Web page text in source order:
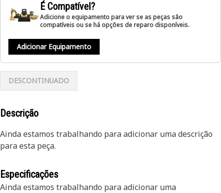
É Compatível?
Adicione o equipamento para ver se as peças são
compatíveis ou se há opções de reparo disponíveis.
Adicionar Equipamento
DESCONTINUADO
Descrição
Ainda estamos trabalhando para adicionar uma descrição
para esta peça.
Especificações
Ainda estamos trabalhando para adicionar uma